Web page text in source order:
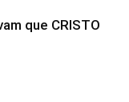
que CRISTO